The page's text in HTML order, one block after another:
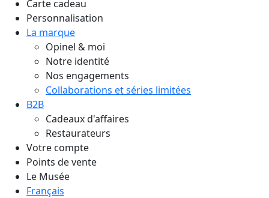
Carte cadeau
Personnalisation
La marque
Opinel & moi
Notre identité
Nos engagements
Collaborations et séries limitées
B2B
Cadeaux d'affaires
Restaurateurs
Votre compte
Points de vente
Le Musée
Français